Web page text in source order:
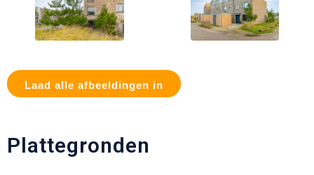
Laad alle afbeeldingen in
Plattegronden